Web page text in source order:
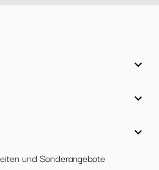



und Sonderangebote